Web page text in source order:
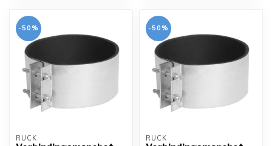
-50%
RUCK
-50%
RUCK